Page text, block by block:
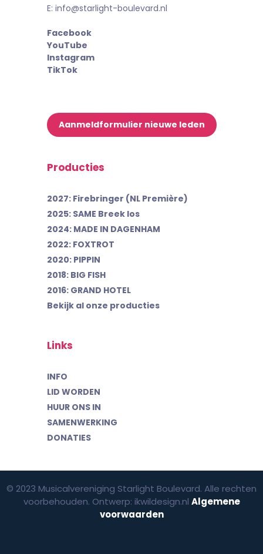
E: info@starlight-boulevard.nl
Facebook
YouTube
Instagram
TikTok
Aanmeldformulier nieuwe leden
Producties
2027: Firebringer (NL Première)
2025: SAME Breek los
2024: MADE IN DAGENHAM
2022: FOXTROT
2020: PIPPIN
2018: BIG FISH
2016: GRAND HOTEL
Bekijk al onze producties
Links
INFO
LID WORDEN
HUUR ONS IN
SAMENWERKING
DONATIES
© 2023 Musicalvereniging Starlight Boulevard. Alle rechten
voorbehouden. Ontwerp: ikwildesign.nl Algemene
voorwaarden